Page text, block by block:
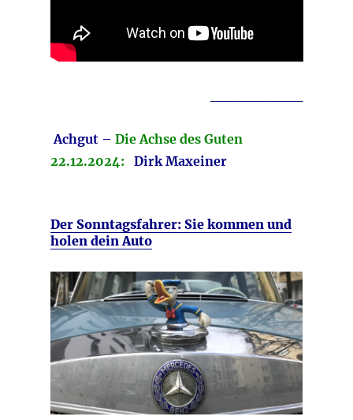
Achgut – Die Achse des Guten
22.12.2024: Dirk Maxeiner
Der Sonntagsfahrer: Sie kommen und
holen dein Auto